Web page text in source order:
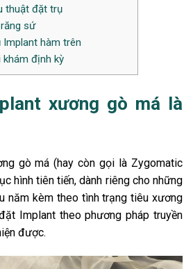
thuật đặt trụ
sứ
hàm trên
khám định kỳ
xương gò má là
gò má (hay còn gọi là Zygomatic
hình tiên tiến, dành riêng cho những
năm kèm theo tình trạng tiêu xương
Implant theo phương pháp truyền
được.